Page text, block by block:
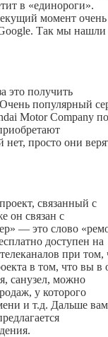
в «единороги».
момент очень
Google. Так мы
это получить
популярный
Motor Company по
просто они
связанный с
он связан с
— это слово
доступен на
при том,
в том, что вы в
санузел, можно
у которого
и т.д. Дальше вам